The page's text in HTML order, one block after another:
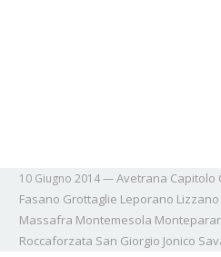
10 Giugno 2014—Avetrana Capitolo
Fasano Grottaglie Leporano Lizzano
Massafra Montemesola
Roccaforzata San Giorgio Jonico